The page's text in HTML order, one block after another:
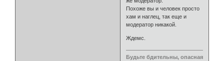
Похоже вы и человек просто
хам и наглец, так еще и
модератор никакой.
Ждемс.
Будьте бдительны, опасная